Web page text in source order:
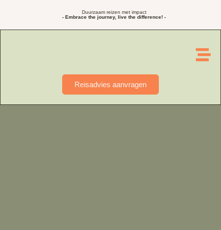
Duurzaam reizen met impact
- Embrace the journey, live the difference! -
Reisadvies aanvragen